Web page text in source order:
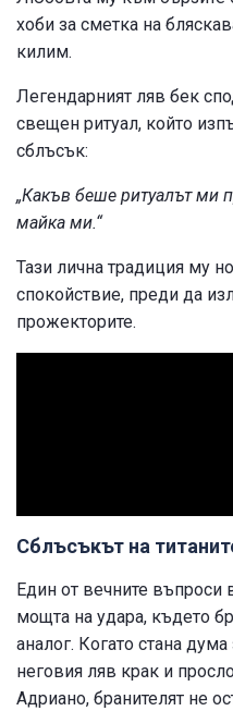
хоби за сметка на
килим.
Легендарният ляв бек
свещен ритуал, който
сблъсък:
„Какъв беше ритуалът ми
майка ми.“
Тази лична традиция му
спокойствие, преди да
прожекторите.
Сблъсъкът на
Един от вечните въпроси
мощта на удара, където
аналог. Когато стана
неговия ляв крак и
Адриано, бранителят не